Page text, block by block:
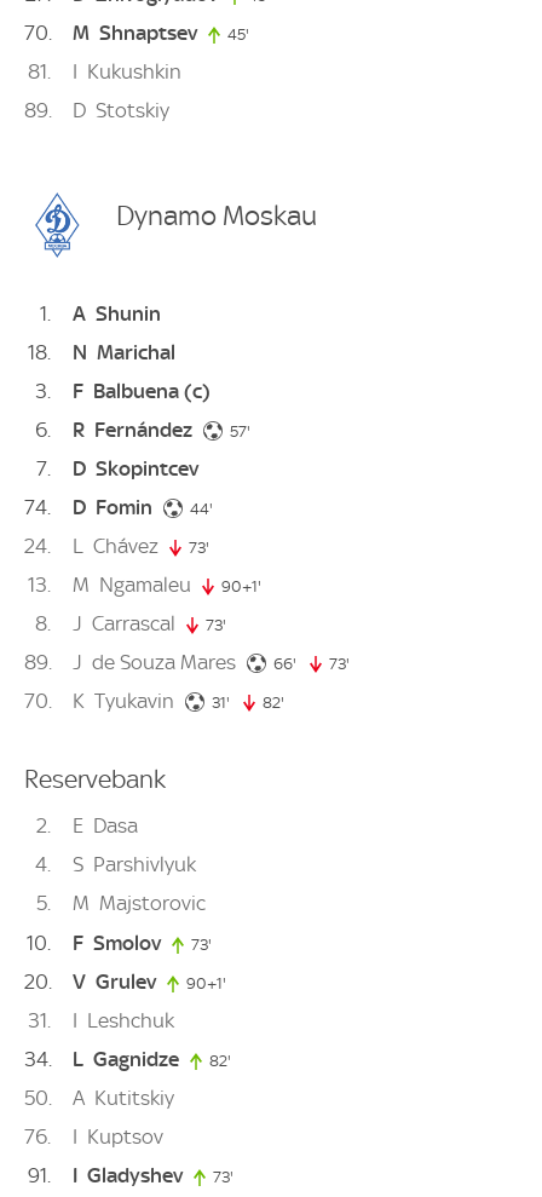
70 M Shnaptsev 45'
81 I Kukushkin
89
D Stotskiy
Dynamo Moskau
1 A Shunin
18
N Marichal
3
F Balbuena (c)
6
R Fernández 57'
7 D Skopintcev
74
D Fomin 44'
24 L Chávez 73'
13 M Ngamaleu 90+1'
8 J Carrascal 73'
89 J de Souza Mares 66' 66. minute
73'
70 K Tyukavin 31' 31. minute
82'
Reservebank
2 E Dasa
4
S Parshivlyuk
5
M Majstorovic
10
F Smolov 73'
20 V Grulev 90+1'
31 I Leshchuk
34
L Gagnidze 82'
50 A Kutitskiy
76
I Kuptsov
91
I Gladyshev 73'